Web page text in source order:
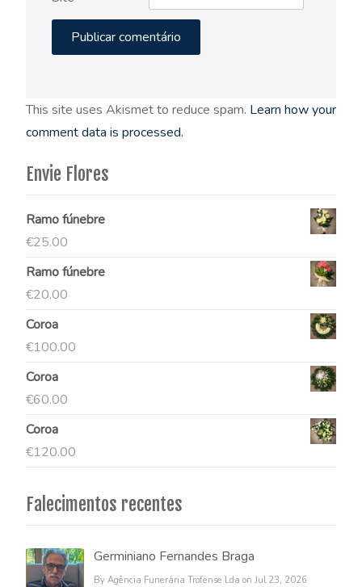
This site uses Akismet to reduce spam. Learn how your
comment data is processed.
Envie Flores
Ramo fúnebre
€25.00
Ramo fúnebre
€20.00
Coroa
€100.00
Coroa
€60.00
Coroa
€120.00
Falecimentos recentes
Germiniano Fernandes Braga
By Agência Funerária Trofense Lda on Jul 23, 2026